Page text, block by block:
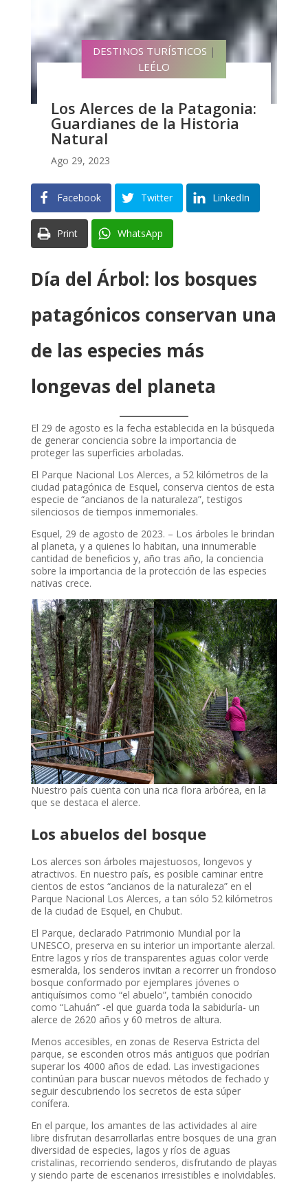
DESTINOS TURÍSTICOS |
LEÉLO
Los Alerces de la Patagonia:
Guardianes de la Historia
Natural
Ago 29, 2023
Facebook Twitter LinkedIn
Print WhatsApp
Día del Árbol: los bosques
patagónicos conservan una
de las especies más
longevas del planeta
El 29 de agosto es la fecha establecida en la búsqueda
de generar conciencia sobre la importancia de
proteger las superficies arboladas.
El Parque Nacional Los Alerces, a 52 kilómetros de la
ciudad patagónica de Esquel, conserva cientos de esta
especie de “ancianos de la naturaleza”, testigos
silenciosos de tiempos inmemoriales.
Esquel, 29 de agosto de 2023. – Los árboles le brindan
al planeta, y a quienes lo habitan, una innumerable
cantidad de beneficios y, año tras año, la conciencia
sobre la importancia de la protección de las especies
nativas crece.
Nuestro país cuenta con una rica flora arbórea, en la
que se destaca el alerce.
Los abuelos del bosque
Los alerces son árboles majestuosos, longevos y
atractivos. En nuestro país, es posible caminar entre
cientos de estos “ancianos de la naturaleza” en el
Parque Nacional Los Alerces, a tan sólo 52 kilómetros
de la ciudad de Esquel, en Chubut.
El Parque, declarado Patrimonio Mundial por la
UNESCO, preserva en su interior un importante alerzal.
Entre lagos y ríos de transparentes aguas color verde
esmeralda, los senderos invitan a recorrer un frondoso
bosque conformado por ejemplares jóvenes o
antiquísimos como “el abuelo”, también conocido
como “Lahuán” -el que guarda toda la sabiduría- un
alerce de 2620 años y 60 metros de altura.
Menos accesibles, en zonas de Reserva Estricta del
parque, se esconden otros más antiguos que podrían
superar los 4000 años de edad. Las investigaciones
continúan para buscar nuevos métodos de fechado y
seguir descubriendo los secretos de esta súper
conífera.
En el parque, los amantes de las actividades al aire
libre disfrutan desarrollarlas entre bosques de una gran
diversidad de especies, lagos y ríos de aguas
cristalinas, recorriendo senderos, disfrutando de playas
y siendo parte de escenarios irresistibles e inolvidables.